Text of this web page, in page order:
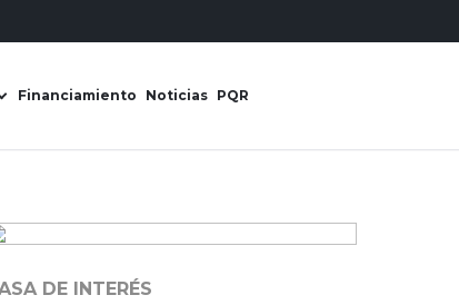
de Líneas de negocio
Abrir submenú de Postventa
Financiamiento Noticias PQR
DE INTERÉS